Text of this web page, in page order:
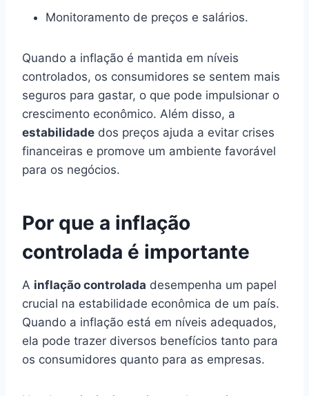
Monitoramento de preços e salários.
Quando a inflação é mantida em níveis
controlados, os consumidores se sentem mais
seguros para gastar, o que pode impulsionar o
crescimento econômico. Além disso, a
estabilidade dos preços ajuda a evitar crises
financeiras e promove um ambiente favorável
para os negócios.
Por que a inflação
controlada é importante
A inflação controlada desempenha um papel
crucial na estabilidade econômica de um país.
Quando a inflação está em níveis adequados,
ela pode trazer diversos benefícios tanto para
os consumidores quanto para as empresas.